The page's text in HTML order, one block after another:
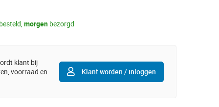
morgen bezorgd
klant bij
voorraad en
Klant worden / inloggen